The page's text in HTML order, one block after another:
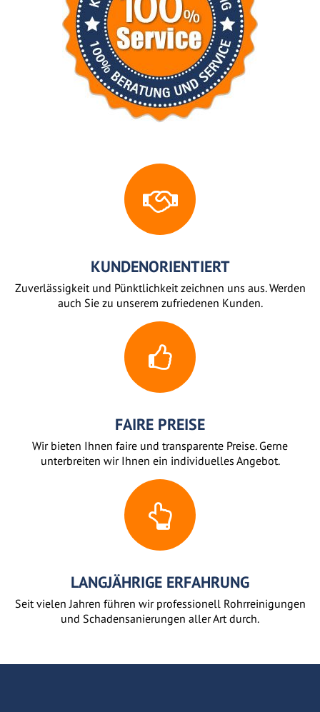
KUNDENORIENTIERT
Zuverlässigkeit und Pünktlichkeit zeichnen uns aus. Werden
auch Sie zu unserem zufriedenen Kunden.
FAIRE PREISE
Wir bieten Ihnen faire und transparente Preise. Gerne
unterbreiten wir Ihnen ein individuelles Angebot.
LANGJÄHRIGE ERFAHRUNG
Seit vielen Jahren führen wir professionell Rohrreinigungen
und Schadensanierungen aller Art durch.